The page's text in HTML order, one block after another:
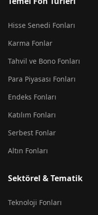
Hisse Senedi Fonları
Karma Fonlar
Tahvil ve Bono Fonları
Para Piyasası Fonları
Endeks Fonları
Katılım Fonları
Serbest Fonlar
Altın Fonları
Sektörel & Tematik
Teknoloji Fonları